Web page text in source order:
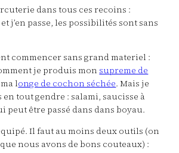
dans tous ces recoins :
j’en passe, les possibilités sont sans
commencer sans grand materiel :
je produis mon supreme de
longe de cochon séchée. Mais je
en tout gendre : salami, saucisse à
peut être passé dans dans boyau.
Il faut au moins deux outils (on
nous avons de bons couteaux) :